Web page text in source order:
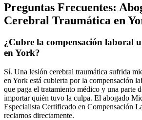
Preguntas Frecuentes:
Cerebral Traumática en
¿Cubre la compensación laboral
en York?
Sí. Una lesión cerebral traumática sufrida
en York está cubierta por la compensación
que paga el tratamiento médico y una parte
importar quién tuvo la culpa. El abogado
Especialista Certificado en Compensación
reclamos directamente.